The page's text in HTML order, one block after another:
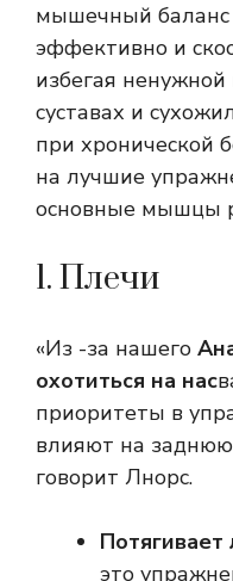
мышечный баланс
эффективно и
избегая
суставах и
при хронической
на лучшие
основные мышцы
1. Плечи
«Из -за нашего
охотиться на нас
приоритеты в
влияют на
говорит Лнорс.
Потягивает
это